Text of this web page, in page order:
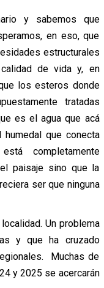
y sabemos que
en eso, que
estructurales
de vida y, en
los esteros donde
tratadas
es el agua que acá
que conecta
completamente
paisaje sino que la
ser que ninguna
Un problema
y que ha cruzado
Muchas de
y 2025 se acercarán